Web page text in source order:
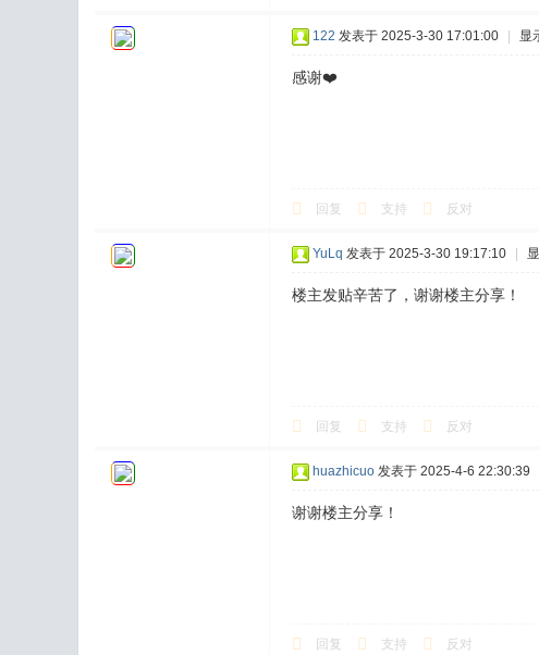
122 发表于 2025-3-30 17:01:00 显
感谢❤️
回复 支持 反对
YuLq 发表于 2025-3-30 19:17:10
楼主发贴辛苦了，谢谢楼主分享！
回复 支持 反对
huazhicuo 发表于 2025-4-6 22:30:39
谢谢楼主分享！
回复 支持 反对